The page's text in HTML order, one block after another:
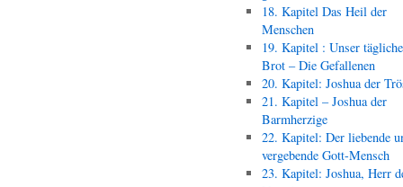
18. Kapitel Das Heil der
Menschen
19. Kapitel : Unser
Brot – Die Gefallenen
20. Kapitel: Joshua der
21. Kapitel – Joshua der
Barmherzige
22. Kapitel: Der liebende
vergebende Gott-Mensch
23. Kapitel: Joshua, Herr